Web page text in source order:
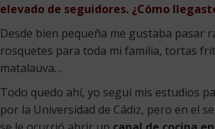
elevado de seguidores. ¿Cómo
Desde bien pequeña me gustaba pasar
rosquetes para toda mi familia, tortas
matalauva…
Todo quedo ahí, yo seguí mis estudios
por la Universidad de Cádiz, pero en el